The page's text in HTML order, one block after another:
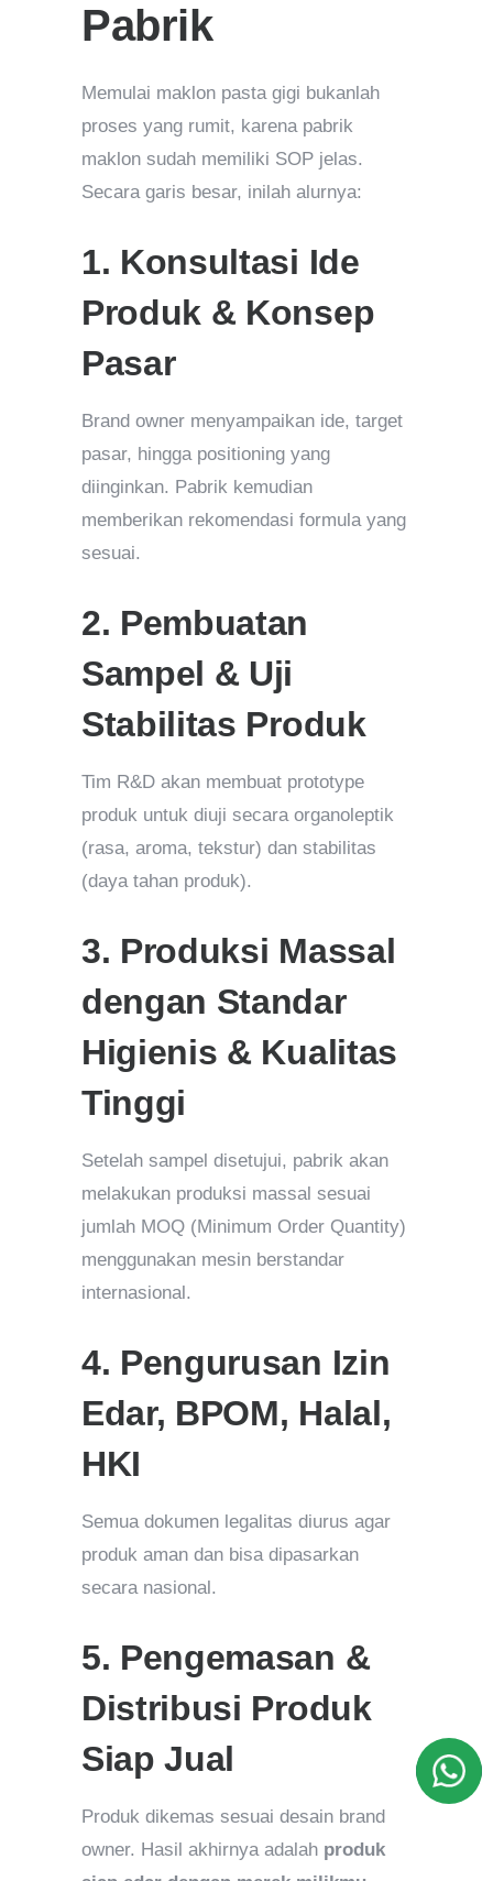
Pabrik
Memulai maklon pasta gigi bukanlah
proses yang rumit, karena pabrik
maklon sudah memiliki SOP jelas.
Secara garis besar, inilah alurnya:
1. Konsultasi Ide
Produk & Konsep
Pasar
Brand owner menyampaikan ide, target
pasar, hingga positioning yang
diinginkan. Pabrik kemudian
memberikan rekomendasi formula yang
sesuai.
2. Pembuatan
Sampel & Uji
Stabilitas Produk
Tim R&D akan membuat prototype
produk untuk diuji secara organoleptik
(rasa, aroma, tekstur) dan stabilitas
(daya tahan produk).
3. Produksi Massal
dengan Standar
Higienis & Kualitas
Tinggi
Setelah sampel disetujui, pabrik akan
melakukan produksi massal sesuai
jumlah MOQ (Minimum Order Quantity)
menggunakan mesin berstandar
internasional.
4. Pengurusan Izin
Edar, BPOM, Halal,
HKI
Semua dokumen legalitas diurus agar
produk aman dan bisa dipasarkan
secara nasional.
5. Pengemasan &
Distribusi Produk
Siap Jual
Produk dikemas sesuai desain brand
owner. Hasil akhirnya adalah produk